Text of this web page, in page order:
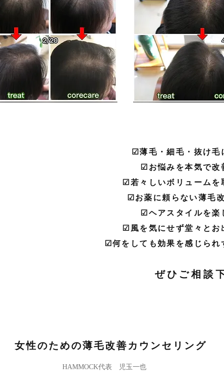
☑︎薄毛・細毛・抜け毛
☑︎ お悩みを本気で改
☑︎若々しいボリュームを
☑︎お薬に頼らない薄毛
☑︎ヘアスタイルを楽
☑︎風を気にせず堂々とお
☑︎何をしても効果を感じられ
ぜひご相談
​女性のための薄毛改善カウンセリング
​HAMMOCK代表 児玉一也